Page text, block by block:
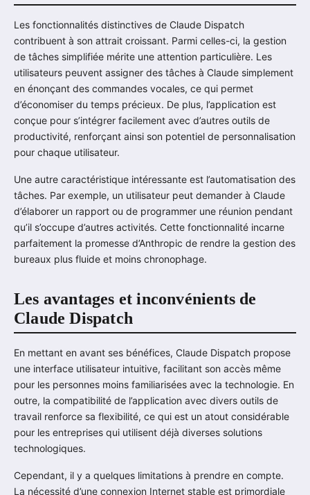
Les fonctionnalités distinctives de Claude Dispatch
contribuent à son attrait croissant. Parmi celles-ci, la gestion
de tâches simplifiée mérite une attention particulière. Les
utilisateurs peuvent assigner des tâches à Claude simplement
en énonçant des commandes vocales, ce qui permet
d’économiser du temps précieux. De plus, l’application est
conçue pour s’intégrer facilement avec d’autres outils de
productivité, renforçant ainsi son potentiel de personnalisation
pour chaque utilisateur.
Une autre caractéristique intéressante est l’automatisation des
tâches. Par exemple, un utilisateur peut demander à Claude
d’élaborer un rapport ou de programmer une réunion pendant
qu’il s’occupe d’autres activités. Cette fonctionnalité incarne
parfaitement la promesse d’Anthropic de rendre la gestion des
bureaux plus fluide et moins chronophage.
Les avantages et inconvénients de
Claude Dispatch
En mettant en avant ses bénéfices, Claude Dispatch propose
une interface utilisateur intuitive, facilitant son accès même
pour les personnes moins familiarisées avec la technologie. En
outre, la compatibilité de l’application avec divers outils de
travail renforce sa flexibilité, ce qui est un atout considérable
pour les entreprises qui utilisent déjà diverses solutions
technologiques.
Cependant, il y a quelques limitations à prendre en compte.
La nécessité d’une connexion Internet stable est primordiale